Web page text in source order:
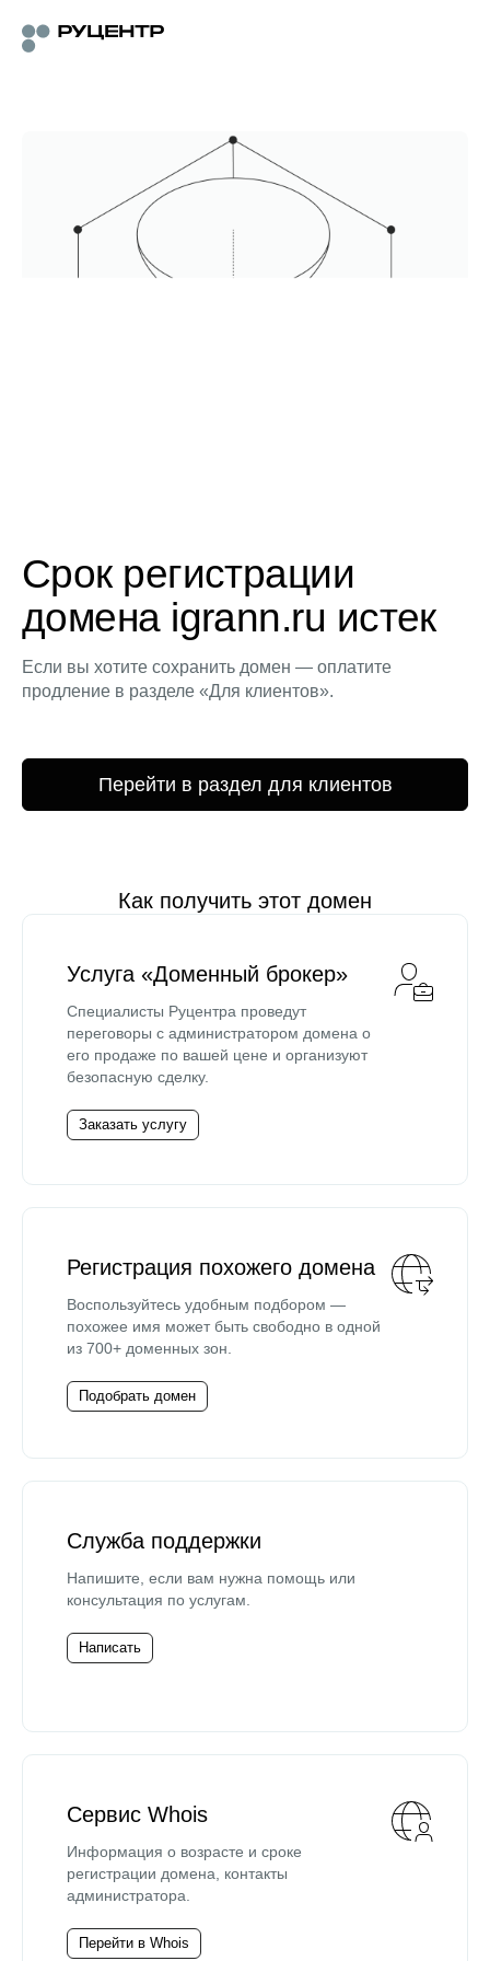
Срок регистрации
домена igrann.ru истек
Если вы хотите сохранить домен — оплатите
продление в разделе «Для клиентов».
Перейти в раздел для клиентов
Как получить этот домен
Услуга «Доменный брокер»
Специалисты Руцентра проведут
переговоры с администратором домена о
его продаже по вашей цене и организуют
безопасную сделку.
Заказать услугу
Регистрация похожего домена
Воспользуйтесь удобным подбором —
похожее имя может быть свободно в одной
из 700+ доменных зон.
Подобрать домен
Служба поддержки
Напишите, если вам нужна помощь или
консультация по услугам.
Написать
Сервис Whois
Информация о возрасте и сроке
регистрации домена, контакты
администратора.
Перейти в Whois